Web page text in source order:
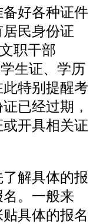
好各种证件
民身份证
职干部
生证、学历
特别提醒考
已经过期，
开具相关证
解具体的报
。一般来
具体的报名